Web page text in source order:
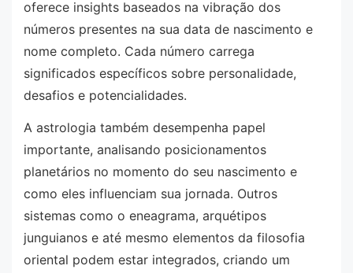
oferece insights baseados na vibração dos
números presentes na sua data de nascimento e
nome completo. Cada número carrega
significados específicos sobre personalidade,
desafios e potencialidades.
A astrologia também desempenha papel
importante, analisando posicionamentos
planetários no momento do seu nascimento e
como eles influenciam sua jornada. Outros
sistemas como o eneagrama, arquétipos
junguianos e até mesmo elementos da filosofia
oriental podem estar integrados, criando um